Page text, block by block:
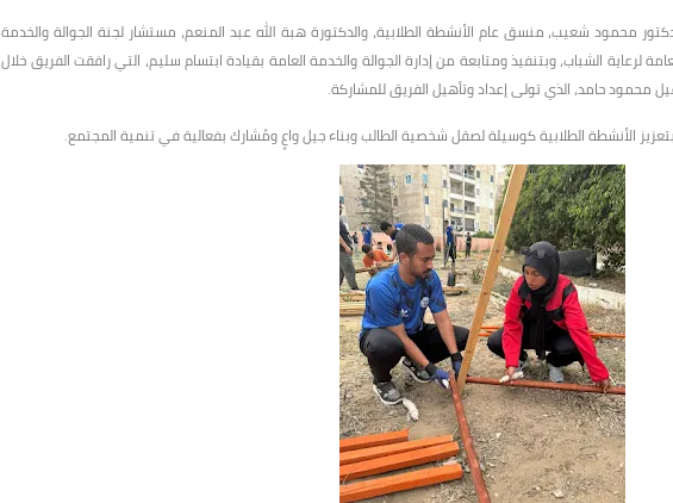
محمود شعيب، منسق عام الأنشطة الطلابية، والدكتورة هبة الله عبد المنعم، مستشار لجنة الجوالة والخدمة
لرعاية الشباب، وبتنفيذ ومتابعة من إدارة الجوالة والخدمة العامة بقيادة ابتسام سليم، التي رافقت الفريق خلال
محمود حامد، الذي تولى إعداد وتأهيل الفريق للمشاركة.
الأنشطة الطلابية كوسيلة لصقل شخصية الطالب وبناء جيل واعٍ ومُشارك بفعالية في تنمية المجتمع.